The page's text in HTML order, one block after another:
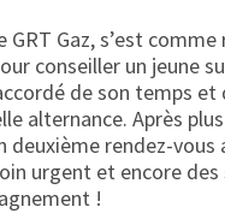
Gaz, s’est
conseiller un jeune
de son temps
alternance. Après
deuxième rendez-
urgent et encore des
!